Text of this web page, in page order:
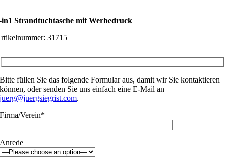
in1 Strandtuchtasche mit Werbedruck
31715
Bitte füllen Sie das folgende Formular aus, damit wir Sie kontaktieren
können, oder senden Sie uns einfach eine E-Mail an
juerg@juergsiegrist.com.
Firma/Verein*
Anrede